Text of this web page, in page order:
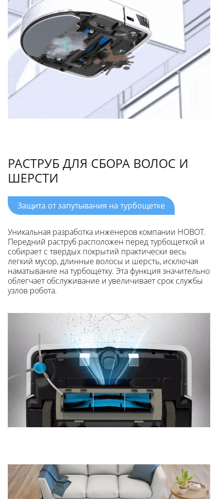
РАСТРУБ ДЛЯ СБОРА ВОЛОС И
ШЕРСТИ
Защита от запутывания на турбощетке
Уникальная разработка инженеров компании НОВОТ.
Передний раструб расположен перед турбощеткой и
собирает с твердых покрытий практически весь
легкий мусор, длинные волосы и шерсть, исключая
наматывание на турбощетку. Эта функция значительно
облегчает обслуживание и увеличивает срок службы
узлов робота.